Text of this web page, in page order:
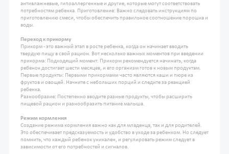
антивлажневые, гипоаллергенные и другие, которые могут соответствовать
потребностям ребенка. Приготовление: Важно следовать инструкциям по
приготовлению смеси, чтобы обеспечить правильное соотношение порошка и
воды.
Переход к прикорму
Прикорм - это важный этап в росте ребенка, когда он начинает вводить
твердую пищу в свой рацион. Вот несколько важных моментов при введении
прикорма: Подходящий момент: Прикорм рекомендуется начинать, когда
ребенок достигает шести месяцев, и его организм готов к новым продуктам.
Первые продукты: Первыми прикормами часто являются каши и пюре из
фруктов и овощей. Начните с небольших порций и следите за реакцией
ребенка.
Разнообразие: Постепенно вводите разные продукты, чтобы расширить
пищевой рацион и разнообразить питание малыша.
Режим кормления
Создание режима кормления важно как для младенца, так и для родителей.
Это обеспечивает предсказуемость и удобство в уходе за ребенком. Но следует
помнить, что каждый ребенок уникален, и регулировать режим следует в
зависимости от его потребностей и сигналов.